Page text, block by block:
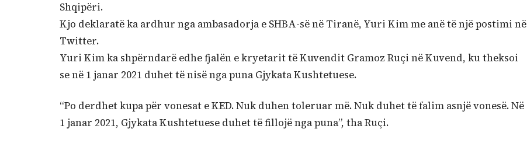
Shqipëri.
Kjo deklaratë ka ardhur nga ambasadorja e SHBA-së në Tiranë, Yuri Kim me anë të një postimi në
Twitter.
Yuri Kim ka shpërndarë edhe fjalën e kryetarit të Kuvendit Gramoz Ruçi në Kuvend, ku theksoi
se në 1 janar 2021 duhet të nisë nga puna Gjykata Kushtetuese.
“Po derdhet kupa për vonesat e KED. Nuk duhen toleruar më. Nuk duhet të falim asnjë vonesë. Në
1 janar 2021, Gjykata Kushtetuese duhet të fillojë nga puna”, tha Ruçi.